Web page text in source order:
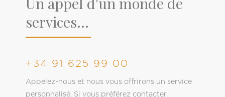
services...
+34 91 625 99 00
Appelez-nous et nous vous offrirons un service
personnalisé. Si vous préférez contacter